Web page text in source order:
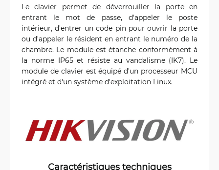
Le clavier permet de déverrouiller la porte en
entrant le mot de passe, d'appeler le poste
intérieur, d'entrer un code pin pour ouvrir la porte
ou d'appeler le résident en entrant le numéro de la
chambre. Le module est étanche conformément à
la norme IP65 et résiste au vandalisme (IK7). Le
module de clavier est équipé d'un processeur MCU
intégré et d'un système d'exploitation Linux.
Caractéristiques techniques